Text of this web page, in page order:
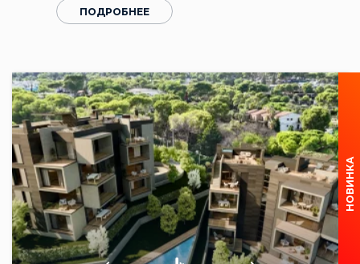
ПОДРОБНЕЕ
НОВИНКА